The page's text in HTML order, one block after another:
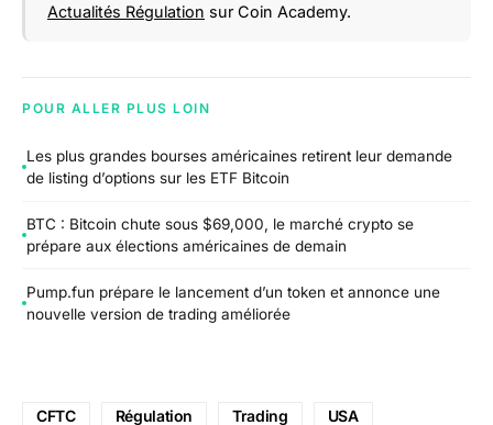
Actualités Régulation sur Coin Academy.
POUR ALLER PLUS LOIN
Les plus grandes bourses américaines retirent leur demande
de listing d’options sur les ETF Bitcoin
BTC : Bitcoin chute sous $69,000, le marché crypto se
prépare aux élections américaines de demain
Pump.fun prépare le lancement d’un token et annonce une
nouvelle version de trading améliorée
CFTC Régulation Trading USA